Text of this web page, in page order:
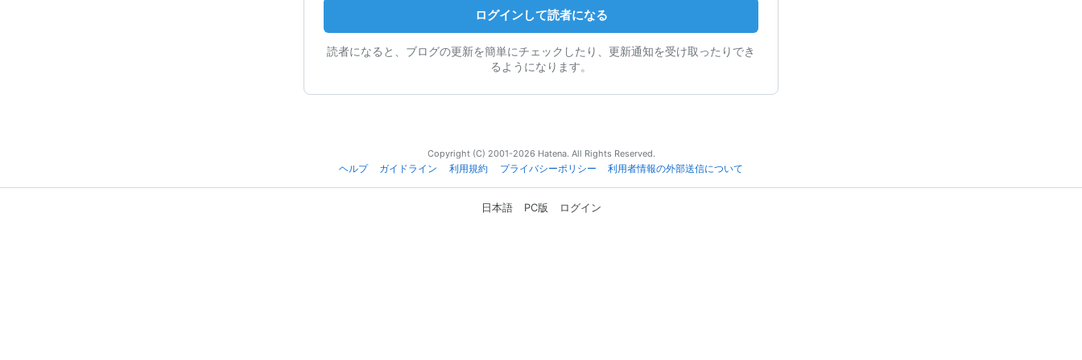
ログインして読者になる
読者になると、ブログの更新を簡単にチェックしたり、更新通知を受け取ったりでき
るようになります。
Copyright (C) 2001-2026 Hatena. All Rights Reserved.
ヘルプ
ガイドライン 利用規約 プライバシーポリシー 利用者情報の外部送信について
日本語 PC版 ログイン